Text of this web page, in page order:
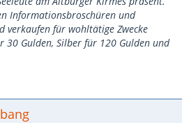
Informationsbroschüren und
verkaufen für wohltätige Zwecke
30 Gulden, Silber für 120 Gulden und